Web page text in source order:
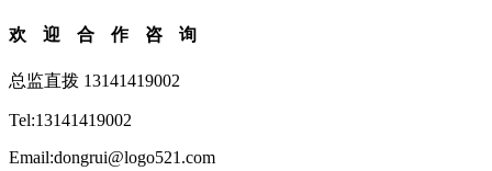
欢迎合作咨询
总监直拨 13141419002
Tel:13141419002
Email:dongrui@logo521.com